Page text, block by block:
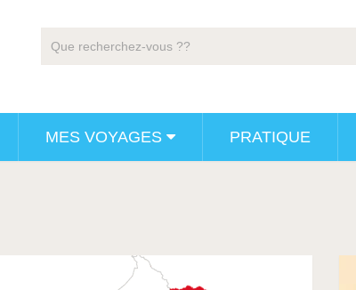
MES VOYAGES PRATIQUE